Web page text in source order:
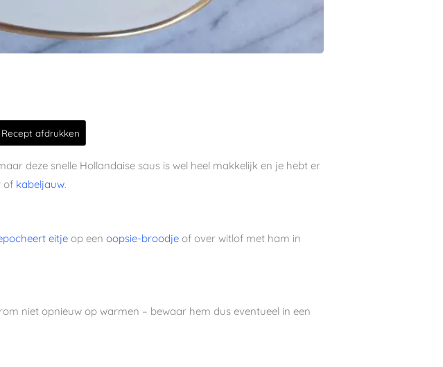
afdrukken
deze snelle Hollandaise saus is wel heel makkelijk en je hebt er
of kabeljauw.
eitje op eenoopsie-broodje of over witlof met ham in
niet opnieuw op warmen – bewaar hem dus eventueel in een